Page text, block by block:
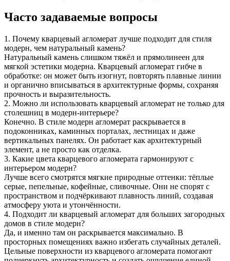
Часто задаваемые вопросы
1. Почему кварцевый агломерат лучше подходит для стиля
модерн, чем натуральный камень?
Натуральный камень слишком тяжёл и прямолинеен для
мягкой эстетики модерна. Кварцевый агломерат гибче в
обработке: он может быть изогнут, повторять плавные линии
и органично вписываться в архитектурные формы, сохраняя
прочность и выразительность.
2. Можно ли использовать кварцевый агломерат не только для
столешниц в модерн-интерьере?
Конечно. В стиле модерн агломерат раскрывается в
подоконниках, каминных порталах, лестницах и даже
вертикальных панелях. Он работает как архитектурный
элемент, а не просто как отделка.
3. Какие цвета кварцевого агломерата гармонируют с
интерьером модерн?
Лучше всего смотрятся мягкие природные оттенки: тёплые
серые, пепельные, кофейные, сливочные. Они не спорят с
пространством и подчёркивают плавность линий, создавая
атмосферу уюта и утончённости.
4. Подходит ли кварцевый агломерат для больших загородных
домов в стиле модерн?
Да, и именно там он раскрывается максимально. В
просторных помещениях важно избегать случайных деталей.
Цельные поверхности из кварцевого агломерата помогают